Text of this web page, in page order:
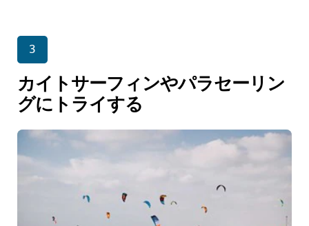
3
カイトサーフィンやパラセーリン
グにトライする